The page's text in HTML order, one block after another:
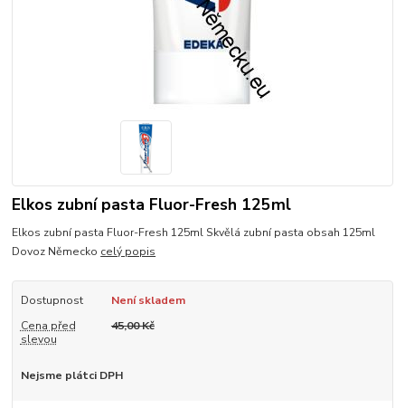
Elkos zubní pasta Fluor-Fresh 125ml
Elkos zubní pasta Fluor-Fresh 125ml Skvělá zubní pasta obsah 125ml
Dovoz Německo celý popis
Dostupnost
Není skladem
Cena před
slevou
45,00 Kč
Nejsme plátci DPH